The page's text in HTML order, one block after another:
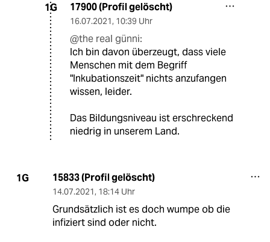
1G 17900 (Profil gelöscht)
16.07.2021, 10:39 Uhr
@the real günni:
Ich bin davon überzeugt, dass viele
Menschen mit dem Begriff
"Inkubationszeit" nichts anzufangen
wissen, leider.
Das Bildungsniveau ist erschreckend
niedrig in unserem Land.
1G 15833 (Profil gelöscht)
14.07.2021, 18:14 Uhr
Grundsätzlich ist es doch wumpe ob die
infiziert sind oder nicht.